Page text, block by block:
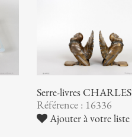
Serre-livres CHARLES
Référence : 16336
Ajouter à votre liste